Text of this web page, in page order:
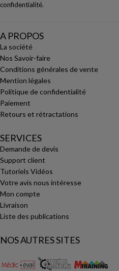
confidentialité.
A PROPOS
La société
Nos Savoir-faire
Conditions générales de vente
Mention légales
Politique de confidentialité
Paiement
Retours et rétractations
SERVICES
Demande de devis
Support client
Tutoriels Vidéos
Votre avis nous intéresse
Mon compte
Livraison
Liste des publications
NOS AUTRES SITES